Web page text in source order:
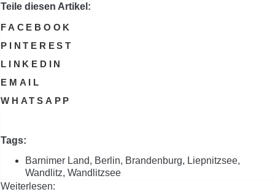
Teile diesen Artikel:
FACEBOOK
PINTEREST
LINKEDIN
EMAIL
WHATSAPP
Tags:
Barnimer Land, Berlin, Brandenburg, Liepnitzsee,
Wandlitz, Wandlitzsee
Weiterlesen: